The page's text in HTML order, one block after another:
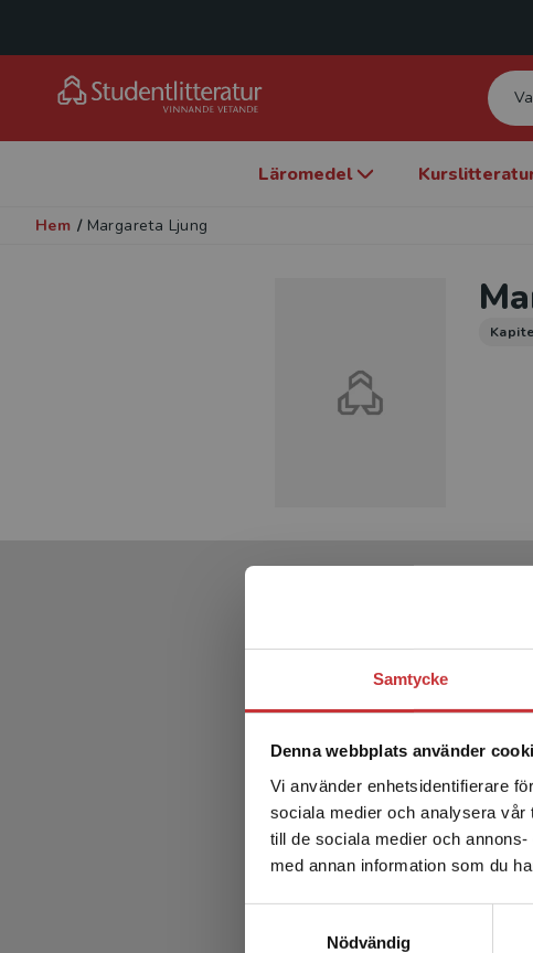
Samtycke
Denna webbplats använder
Vi använder enhetsidentifierare
sociala medier och analysera vår
till de sociala medier och
med annan information som du
Nödvändig
Läromedel
Hem / Margareta Ljung